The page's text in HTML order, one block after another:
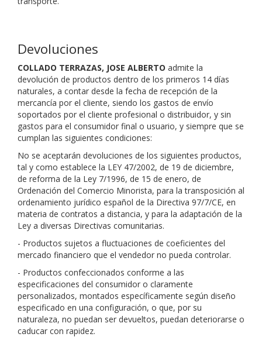
Devoluciones
COLLADO TERRAZAS, JOSE ALBERTO admite la
devolución de productos dentro de los primeros 14 días
naturales, a contar desde la fecha de recepción de la
mercancía por el cliente, siendo los gastos de envío
soportados por el cliente profesional o distribuidor, y sin
gastos para el consumidor final o usuario, y siempre que se
cumplan las siguientes condiciones:
No se aceptarán devoluciones de los siguientes productos,
tal y como establece la LEY 47/2002, de 19 de diciembre,
de reforma de la Ley 7/1996, de 15 de enero, de
Ordenación del Comercio Minorista, para la transposición al
ordenamiento jurídico español de la Directiva 97/7/CE, en
materia de contratos a distancia, y para la adaptación de la
Ley a diversas Directivas comunitarias.
- Productos sujetos a fluctuaciones de coeficientes del
mercado financiero que el vendedor no pueda controlar.
- Productos confeccionados conforme a las
especificaciones del consumidor o claramente
personalizados, montados específicamente según diseño
especificado en una configuración, o que, por su
naturaleza, no puedan ser devueltos, puedan deteriorarse o
caducar con rapidez.